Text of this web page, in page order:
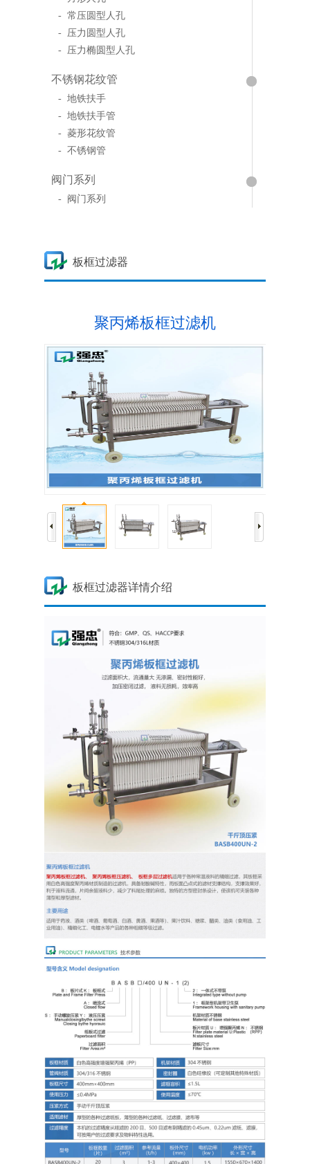
- 常压圆型人孔
- 压力圆型人孔
- 压力椭圆型人孔
不锈钢花纹管
- 地铁扶手
- 地铁扶手管
- 菱形花纹管
- 不锈钢管
阀门系列
- 阀门系列
板框过滤器
聚丙烯板框过滤机
板框过滤器详情介绍